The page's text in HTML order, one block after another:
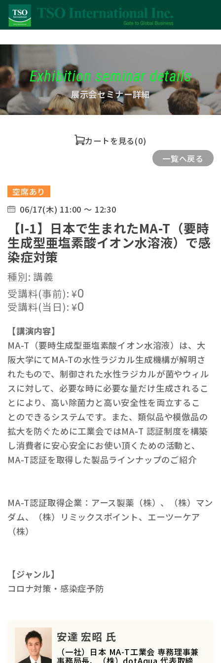
Exhibition seminar details
展示会セミナー詳細
カートを見る(0)
一覧へ戻る
空席あり
06/17(木) 11:00 ～ 12:30
【I-1】⽇本で⽣まれたMA-T（要時
⽣成型亜塩素酸イオン⽔溶液）で感
染症対策
種別: 講義
受講料(事前):¥0
受講料(当日):¥0
【講演内容】
MA-T（要時⽣成型亜塩素酸イオン⽔溶液）は、⼤
阪⼤学にてMA-Tの⽔性ラジカル⽣成機構が解明さ
れたもので、制御された⽔性ラジカルが菌やウィル
スに対して、必要な時に必要な量だけ⽣成されるこ
とにより、⾼い除菌⼒と⾼い安全性を両⽴するこ
とのできるシステムです。また、類似品や模倣品の
拡⼤を防ぐために⼯業会ではMA-T 認証制度を構築
し消費者に安⼼安全にお使い頂くための活動と、
MA-T認証を取得した製品ラインナップのご紹介
MA-T認証取得企業：アース製薬（株）、（株）マン
ダム、（株）リミックスポイント、エーツーケア
（株）
【ジャンル】
コロナ対策・感染症予防
安達 宏昭 氏
（一社）日本 MA-T工業会 専務理事兼
事務局長、（株）dotAqua 代表取締